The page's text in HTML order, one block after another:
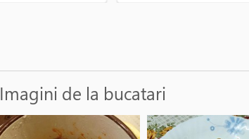
Imagini de la bucatari